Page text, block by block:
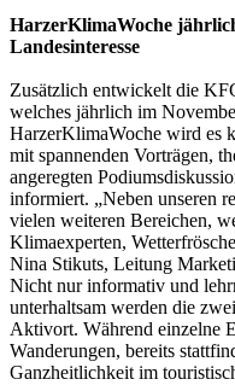
HarzerKlimaWoche
Landesinteresse
Zusätzlich entwickelt die
welches jährlich im
HarzerKlimaWoche wird es
mit spannenden Vorträgen,
angeregten
informiert. „Neben unseren
vielen weiteren Bereichen,
Klimaexperten,
Nina Stikuts, Leitung
Nicht nur informativ und
unterhaltsam werden die
Aktivort. Während einzelne
Wanderungen, bereits
Ganzheitlichkeit im